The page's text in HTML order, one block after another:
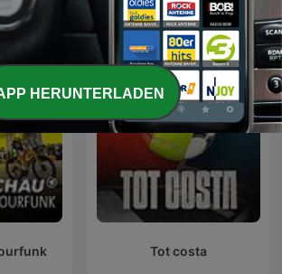
ITH – Sagen & Götter
Tot costa
HERUNTERLADEN